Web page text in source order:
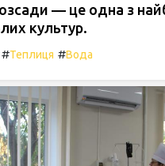
— це одна з
культур.
#Теплиця #Вода